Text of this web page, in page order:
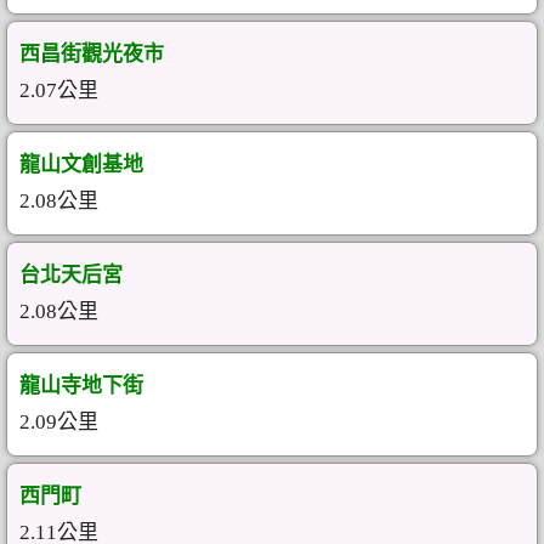
西昌街觀光夜市
2.07公里
龍山文創基地
2.08公里
台北天后宮
2.08公里
龍山寺地下街
2.09公里
西門町
2.11公里